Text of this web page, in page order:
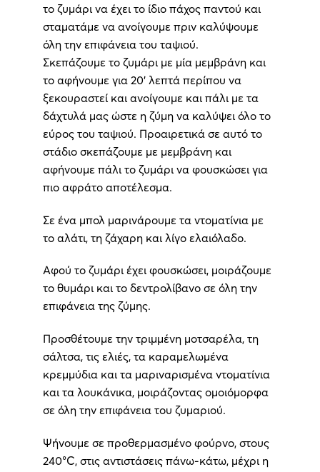
το ζυμάρι να έχει το ίδιο πάχος παντού και
σταματάμε να ανοίγουμε πριν καλύψουμε
όλη την επιφάνεια του ταψιού.
Σκεπάζουμε το ζυμάρι με μία μεμβράνη και
το αφήνουμε για 20’ λεπτά περίπου να
ξεκουραστεί και ανοίγουμε και πάλι με τα
δάχτυλά μας ώστε η ζύμη να καλύψει όλο το
εύρος του ταψιού. Προαιρετικά σε αυτό το
στάδιο σκεπάζουμε με μεμβράνη και
αφήνουμε πάλι το ζυμάρι να φουσκώσει για
πιο αφράτο αποτέλεσμα.
Σε ένα μπολ μαρινάρουμε τα ντοματίνια με
το αλάτι, τη ζάχαρη και λίγο ελαιόλαδο.
Αφού το ζυμάρι έχει φουσκώσει, μοιράζουμε
το θυμάρι και το δεντρολίβανο σε όλη την
επιφάνεια της ζύμης.
Προσθέτουμε την τριμμένη μοτσαρέλα, τη
σάλτσα, τις ελιές, τα καραμελωμένα
κρεμμύδια και τα μαριναρισμένα ντοματίνια
και τα λουκάνικα, μοιράζοντας ομοιόμορφα
σε όλη την επιφάνεια του ζυμαριού.
Ψήνουμε σε προθερμασμένο φούρνο, στους
240°C, στις αντιστάσεις πάνω-κάτω, μέχρι η